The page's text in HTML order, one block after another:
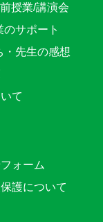
授業/講演会
のサポート
・先生の感想
て
ォーム
護について